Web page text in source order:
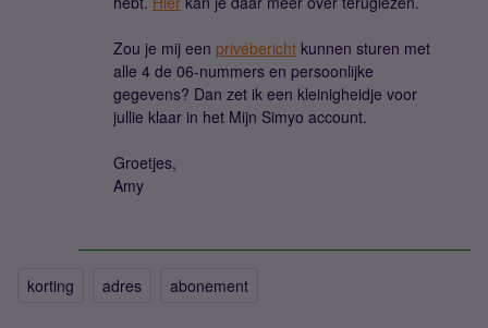
Zou je mij een privébericht kunnen sturen met
alle 4 de 06-nummers en persoonlijke
gegevens? Dan zet ik een kleinigheidje voor
jullie klaar in het Mijn Simyo account.
Groetjes,
Amy
korting adres abonement